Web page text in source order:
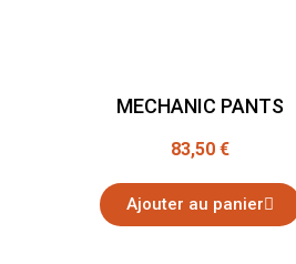
MECHANIC PANTS
83,50 €
Ajouter au panier